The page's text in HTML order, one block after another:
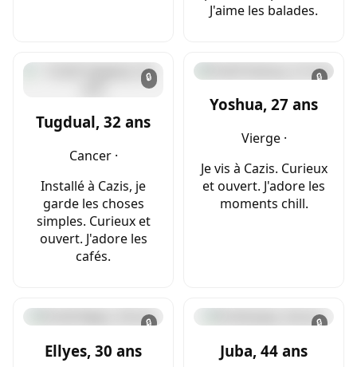
J'aime les balades.
🔒
Tugdual, 32 ans
Cancer ·
Installé à Cazis, je
garde les choses
simples. Curieux et
ouvert. J'adore les
cafés.
🔒
Yoshua, 27 ans
Vierge ·
Je vis à Cazis. Curieux
et ouvert. J'adore les
moments chill.
🔒
Ellyes, 30 ans
🔒
Juba, 44 ans